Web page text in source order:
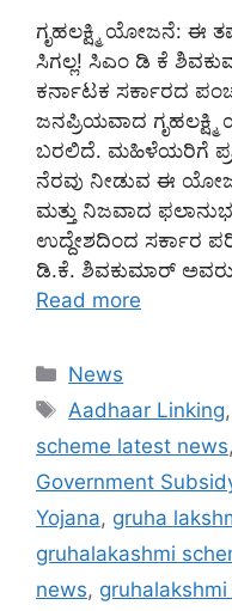
ಗೃಹಲಕ್ಷ್ಮಿ ಯೋಜನೆ: ಈ
ಸಿಗಲ್ಲ! ಸಿಎಂ ಡಿ ಕೆ
ಕರ್ನಾಟಕ ಸರ್ಕಾರದ
ಜನಪ್ರಿಯವಾದ
ಬರಲಿದೆ. ಮಹಿಳೆಯರಿಗೆ
ನೆರವು ನೀಡುವ ಈ
ಮತ್ತು ನಿಜವಾದ
ಉದ್ದೇಶದಿಂದ ಸರ್ಕಾರ
ಡಿ.ಕೆ. ಶಿವಕುಮಾರ್
Read more
Categories
News
Tags
Aadhaar Linking,
scheme latest news,
Government
Yojana, gruha
gruhalakashmi
news,